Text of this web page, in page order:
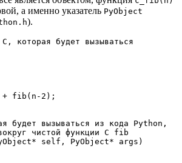
а именно указатель PyObject
).
которая будет вызываться
+ fib(n-2);
будет вызываться из кода Python,
чистой функции С fib
self, PyObject* args)